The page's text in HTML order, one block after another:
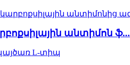
անտիմոն ֆ...